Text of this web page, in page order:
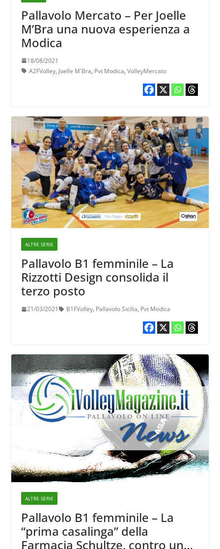
Pallavolo Mercato – Per Joelle
M’Bra una nuova esperienza a
Modica
18/08/2021
A2FVolley, Joelle M'Bra, Pvt Modica, VolleyMercato
ALTRE SERIE
Pallavolo B1 femminile – La
Rizzotti Design consolida il
terzo posto
21/03/2021 B1FVolley, Pallavolo Sicilia, Pvt Modica
ALTRE SERIE
Pallavolo B1 femminile – La
“prima casalinga” della
Farmacia Schultze, contro un